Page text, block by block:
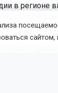
в регионе
в докладе о